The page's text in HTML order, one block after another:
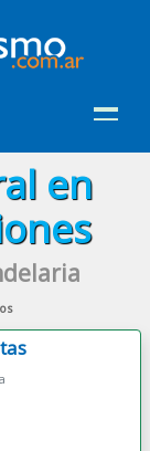
en